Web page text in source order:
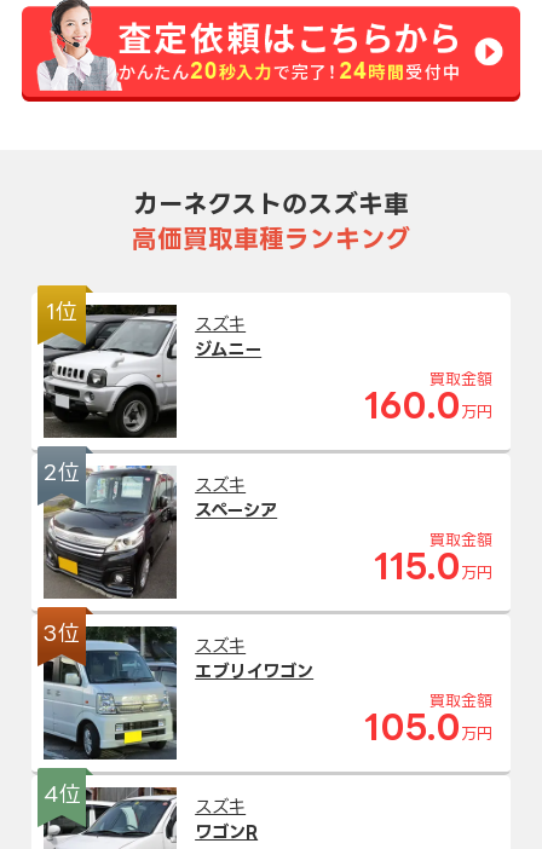
カーネクストのスズキ車
高価買取車種ランキング
1位
スズキ
ジムニー
買取金額
160.0 万円
2位
スズキ
スペーシア
買取金額
115.0 万円
3位
スズキ
エブリイワゴン
買取金額
105.0 万円
4位
スズキ
ワゴンR